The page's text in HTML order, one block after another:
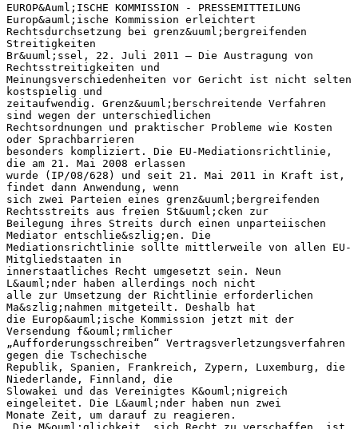
EUROP&Auml;ISCHE KOMMISSION - PRESSEMITTEILUNG
Europ&auml;ische Kommission erleichtert
Rechtsdurchsetzung bei grenz&uuml;bergreifenden
Streitigkeiten
Br&uuml;ssel, 22. Juli 2011 – Die Austragung von
Rechtsstreitigkeiten und
Meinungsverschiedenheiten vor Gericht ist nicht selten
kostspielig und
zeitaufwendig. Grenz&uuml;berschreitende Verfahren
sind wegen der unterschiedlichen
Rechtsordnungen und praktischer Probleme wie Kosten
oder Sprachbarrieren
besonders kompliziert. Die EU-Mediationsrichtlinie,
die am 21. Mai 2008 erlassen
wurde (IP/08/628) und seit 21. Mai 2011 in Kraft ist,
findet dann Anwendung, wenn
sich zwei Parteien eines grenz&uuml;bergreifenden
Rechtsstreits aus freien St&uuml;cken zur
Beilegung ihres Streits durch einen unparteiischen
Mediator entschlie&szlig;en. Die
Mediationsrichtlinie sollte mittlerweile von allen EU-
Mitgliedstaaten in
innerstaatliches Recht umgesetzt sein. Neun
L&auml;nder haben allerdings noch nicht
alle zur Umsetzung der Richtlinie erforderlichen
Ma&szlig;nahmen mitgeteilt. Deshalb hat
die Europ&auml;ische Kommission jetzt mit der
Versendung f&ouml;rmlicher
„Aufforderungsschreiben“ Vertragsverletzungsverfahren
gegen die Tschechische
Republik, Spanien, Frankreich, Zypern, Luxemburg, die
Niederlande, Finnland, die
Slowakei und das Vereinigtes K&ouml;nigreich
eingeleitet. Die L&auml;nder haben nun zwei
Monate Zeit, um darauf zu reagieren.